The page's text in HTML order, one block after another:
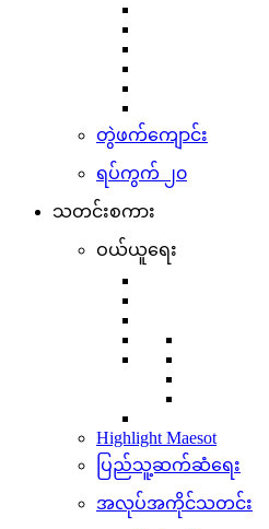
တွဲဖက်ကျောင်း
ရပ်ကွက် ၂၀
သတင်းစကား
ဝယ်ယူရေး
Highlight Maesot
ပြည်သူ့ဆက်ဆံရေး
အလုပ်အကိုင်သတင်း